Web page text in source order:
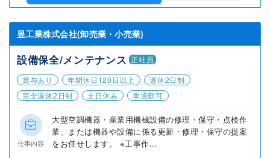
昱工業株式会社(卸売業・小売業)
設備保全/メンテナンス 正社員
賞与あり
年間休日120日以上
週休2日制
完全週休2日制
土日休み 車通勤可
仕事内容
大型空調機器・産業用機械設備の修理・保守・点検作
業、または機器や設備に係る更新・修理・保守の提案
をお任せします。 ※工事作...